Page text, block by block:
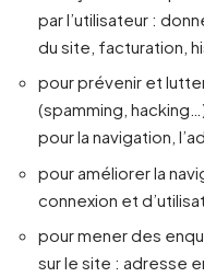
par l’utilisateur :
du site, facturation,
pour prévenir et
(spamming,
pour la navigation,
pour améliorer la
connexion et
pour mener des
sur le site : adresse